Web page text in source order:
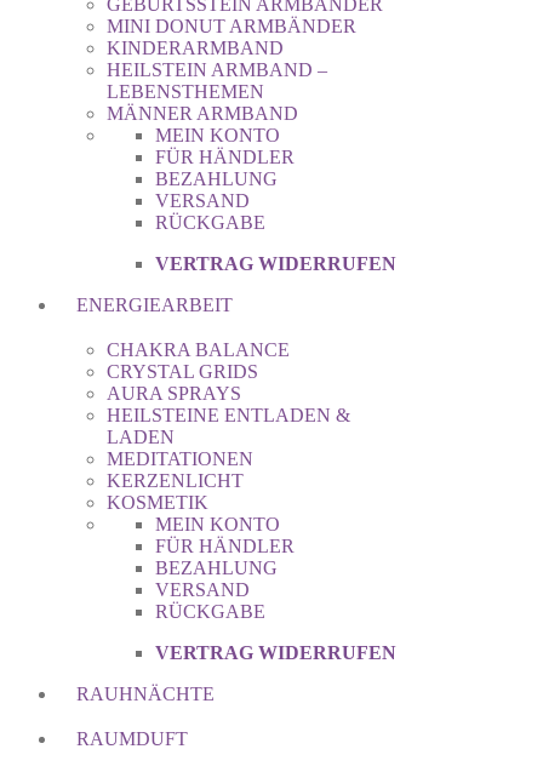
GEBURTSSTEIN ARMBÄNDER
MINI DONUT ARMBÄNDER
KINDERARMBAND
HEILSTEIN ARMBAND –
LEBENSTHEMEN
MÄNNER ARMBAND
MEIN KONTO
FÜR HÄNDLER
BEZAHLUNG
VERSAND
RÜCKGABE
VERTRAG WIDERRUFEN
ENERGIEARBEIT
CHAKRA BALANCE
CRYSTAL GRIDS
AURA SPRAYS
HEILSTEINE ENTLADEN &
LADEN
MEDITATIONEN
KERZENLICHT
KOSMETIK
MEIN KONTO
FÜR HÄNDLER
BEZAHLUNG
VERSAND
RÜCKGABE
VERTRAG WIDERRUFEN
RAUHNÄCHTE
RAUMDUFT